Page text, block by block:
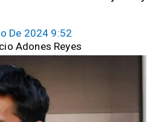
De 2024 9:52
Adones Reyes